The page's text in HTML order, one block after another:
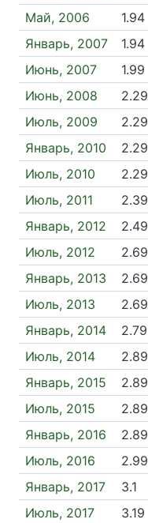
Май, 2006
1.94
Январь, 2007
1.94
Июнь, 2007
1.99
Июнь, 2008
2.29
Июль, 2009
2.29
Январь, 2010
2.29
Июль, 2010
2.29
Июль, 2011
2.39
Январь, 2012
2.49
Июль, 2012
2.69
Январь, 2013
2.69
Июль, 2013
2.69
Январь, 2014
2.79
Июль, 2014
2.89
Январь, 2015
2.89
Июль, 2015
2.89
Январь, 2016
2.89
Июль, 2016
2.99
Январь, 2017
3.1
Июль, 2017
3.19